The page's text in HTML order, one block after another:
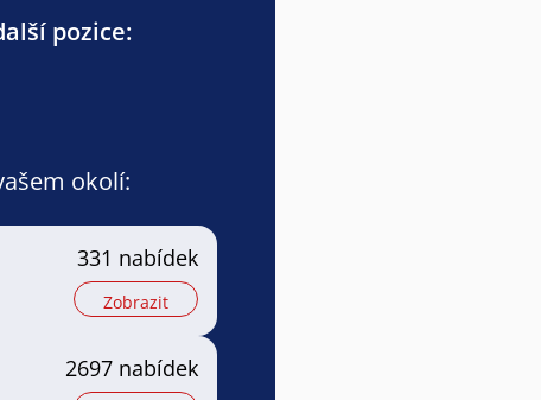
pozice:
okolí:
331 nabídek
Zobrazit
2697 nabídek